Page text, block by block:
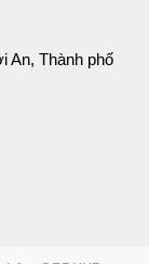
An, Thành phố